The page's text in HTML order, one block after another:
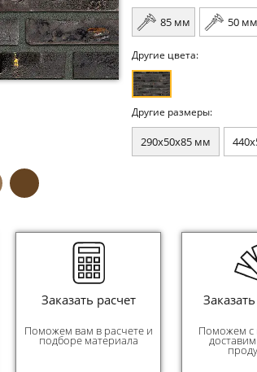
85 мм 50 мм
Другие цвета:
Другие размеры:
290x50x85 мм
Заказать расчет
Поможем вам в расчете и
подборе материала
Поможем с